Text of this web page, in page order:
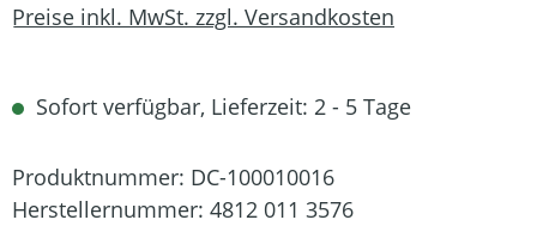
Preise inkl. MwSt. zzgl. Versandkosten
Sofort verfügbar, Lieferzeit: 2 - 5 Tage
Produktnummer: DC-100010016
Herstellernummer: 4812 011 3576